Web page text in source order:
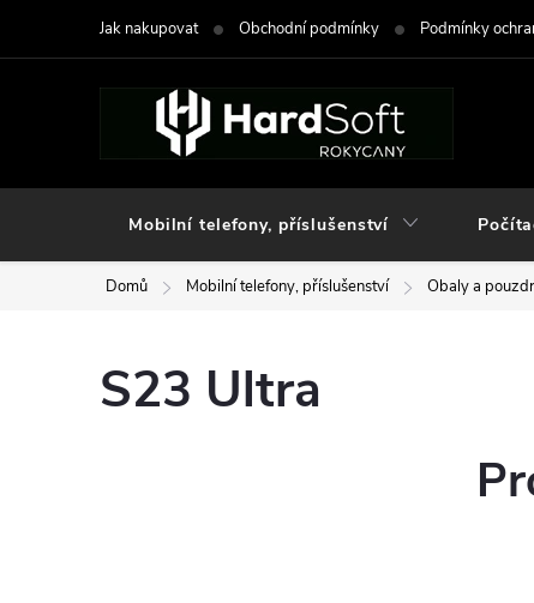
Jak nakupovat Obchodní podmínky Podmínky
Mobilní telefony, příslušenství
Domů Mobilní telefony, příslušenství Obaly a
S23 Ultra